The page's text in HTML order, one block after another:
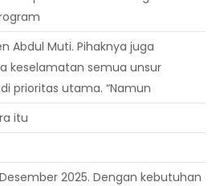
Abdul Muti. Pihaknya juga
keselamatan semua unsur
prioritas utama. “Namun
itu
2025. Dengan kebutuhan